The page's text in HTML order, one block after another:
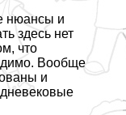
нюансы и
здесь нет
что
Вообще
и